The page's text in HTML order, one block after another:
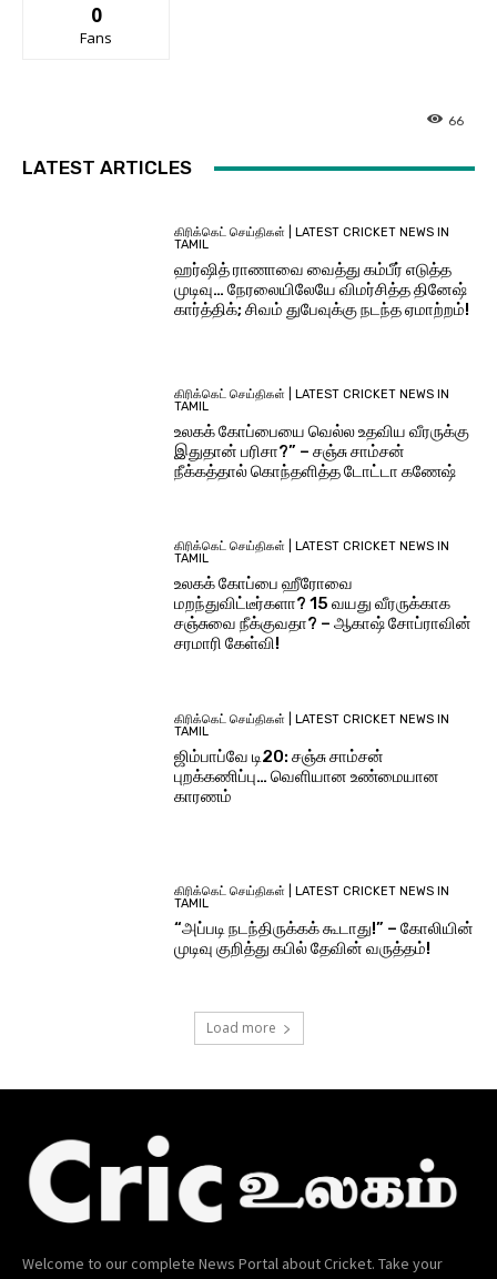
0
Fans
66
LATEST ARTICLES
கிரிக்கெட் செய்திகள் | LATEST CRICKET NEWS IN
TAMIL
ஹர்ஷித் ராணாவை வைத்து கம்பீர் எடுத்த
முடிவு… நேரலையிலேயே விமர்சித்த தினேஷ்
கார்த்திக்; சிவம் துபேவுக்கு நடந்த ஏமாற்றம்!
கிரிக்கெட் செய்திகள் | LATEST CRICKET NEWS IN
TAMIL
உலகக் கோப்பையை வெல்ல உதவிய வீரருக்கு
இதுதான் பரிசா?” – சஞ்சு சாம்சன்
நீக்கத்தால் கொந்தளித்த டோட்டா கணேஷ்
கிரிக்கெட் செய்திகள் | LATEST CRICKET NEWS IN
TAMIL
உலகக் கோப்பை ஹீரோவை
மறந்துவிட்டீர்களா? 15 வயது வீரருக்காக
சஞ்சுவை நீக்குவதா? – ஆகாஷ் சோப்ராவின்
சரமாரி கேள்வி!
கிரிக்கெட் செய்திகள் | LATEST CRICKET NEWS IN
TAMIL
ஜிம்பாப்வே டி20: சஞ்சு சாம்சன்
புறக்கணிப்பு… வெளியான உண்மையான
காரணம்
கிரிக்கெட் செய்திகள் | LATEST CRICKET NEWS IN
TAMIL
“அப்படி நடந்திருக்கக் கூடாது!” – கோலியின்
முடிவு குறித்து கபில் தேவின் வருத்தம்!
Load more
Welcome to our complete News Portal about Cricket. Take your